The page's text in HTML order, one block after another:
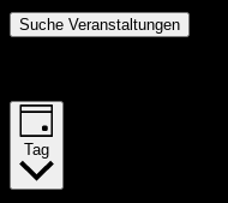
Suche Veranstaltungen
Tag